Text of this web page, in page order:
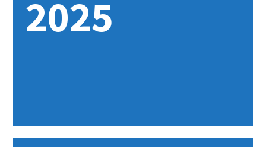
2025